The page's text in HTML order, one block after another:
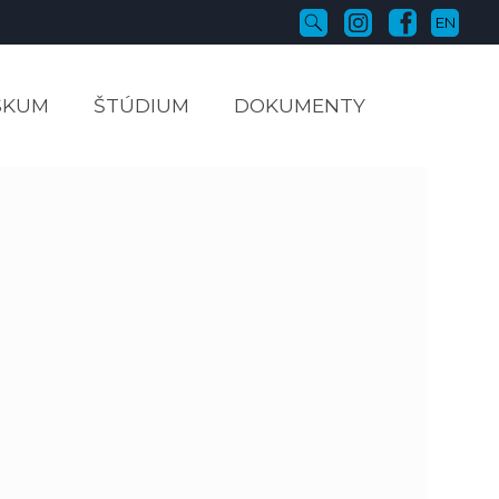
ŠTÚDIUM DOKUMENTY
EN